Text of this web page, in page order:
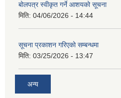
बोलपत्र स्वीकृत गर्ने आशयको सूचना
मिति: 04/06/2026 - 14:44
सूचना प्रकाशन गरिएको सम्बन्धमा
मिति: 03/25/2026 - 13:47
अन्य